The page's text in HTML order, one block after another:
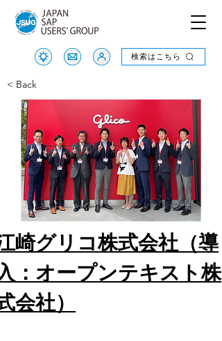
検索はこちら
検索はこちら
< Back
崎グリコ株式会社（導
：オープンテキスト株
会社）